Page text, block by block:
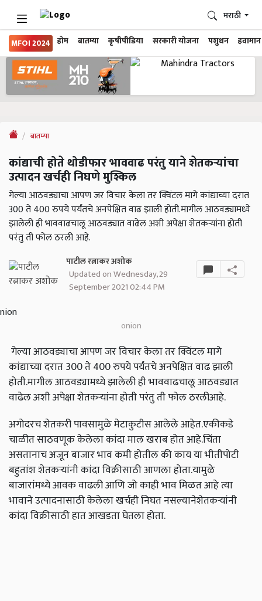
MFOI 2024 होम बातम्या कृषीपीडिया सरकारी योजना पशुधन हवामान
मराठी
बातम्या
कांद्याची होते थोडीफार भाववाढ परंतु याने शेतकऱ्यांचा
उत्पादन खर्चही निघणे मुश्किल
गेल्या आठवड्याचा आपण जर विचार केला तर क्विंटल मागे कांद्याच्या दरात
300 ते 400 रुपये पर्यंतचे अनपेक्षित वाढ झाली होती.मागील आठवड्यामध्ये
झालेली ही भाववाढचालू आठवड्यात वाढेल अशी अपेक्षा शेतकऱ्यांना होती
परंतु ती फोल ठरली आहे.
पाटील रत्नाकर अशोक
Updated on Wednesday, 29
September 2021 02:44 PM
onion
गेल्या आठवड्याचा आपण जर विचार केला तर क्विंटल मागे
कांद्याच्या दरात 300 ते 400 रुपये पर्यंतचे अनपेक्षित वाढ झाली
होती.मागील आठवड्यामध्ये झालेली ही भाववाढचालू आठवड्यात
वाढेल अशी अपेक्षा शेतकऱ्यांना होती परंतु ती फोल ठरलीआहे.
अगोदरच शेतकरी पावसामुळे मेटाकुटीस आलेले आहेत.एकीकडे
चाळीत साठवणूक केलेला कांदा माल खराब होत आहे.चिंता
असतानाच अजून बाजार भाव कमी होतील की काय या भीतीपोटी
बहुतांश शेतकऱ्यांनी कांदा विक्रीसाठी आणला होता.यामुळे
बाजारांमध्ये आवक वाढली आणि जो काही भाव मिळत आहे त्या
भावाने उत्पादनासाठी केलेला खर्चही निघत नसल्यानेशेतकऱ्यांनी
कांदा विक्रीसाठी हात आखडता घेतला होता.